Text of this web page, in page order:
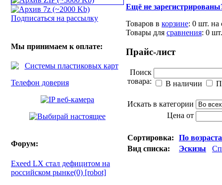
Подписаться на рассылку
Мы принимаем к оплате:
Телефон доверия
Форум:
Exeed LX стал дефицитом на
российском рынке(0) [robot]
Ещё не
Товаров в корзине: 0 шт. на
Товары для сравнения: 0 шт.
Прайс-лист
Поиск
товара:
В наличии
Искать в категории
Цена от
Сортировка:
По
Вид списка:
Эскизы